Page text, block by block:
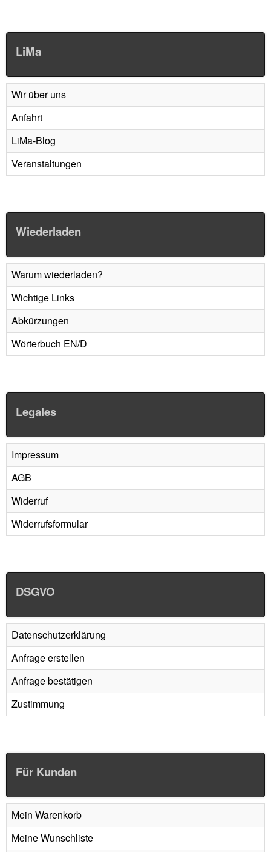
LiMa
Wir über uns
Anfahrt
LiMa-Blog
Veranstaltungen
Wiederladen
Warum wiederladen?
Wichtige Links
Abkürzungen
Wörterbuch EN/D
Legales
Impressum
AGB
Widerruf
Widerrufsformular
DSGVO
Datenschutzerklärung
Anfrage erstellen
Anfrage bestätigen
Zustimmung
Für Kunden
Mein Warenkorb
Meine Wunschliste